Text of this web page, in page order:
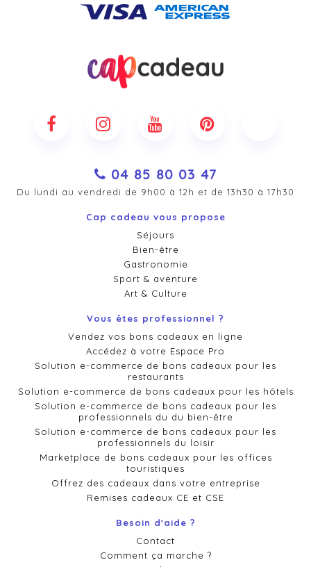
04 85 80 03 47
Du lundi au vendredi de 9h00 à 12h et de 13h30 à 17h30
Cap cadeau vous propose
Séjours
Bien-être
Gastronomie
Sport & aventure
Art & Culture
Vous êtes professionnel ?
Vendez vos bons cadeaux en ligne
Accédez à votre Espace Pro
Solution e-commerce de bons cadeaux pour les
restaurants
Solution e-commerce de bons cadeaux pour les hôtels
Solution e-commerce de bons cadeaux pour les
professionnels du du bien-être
Solution e-commerce de bons cadeaux pour les
professionnels du loisir
Marketplace de bons cadeaux pour les offices
touristiques
Offrez des cadeaux dans votre entreprise
Remises cadeaux CE et CSE
Besoin d'aide ?
Contact
Comment ça marche ?